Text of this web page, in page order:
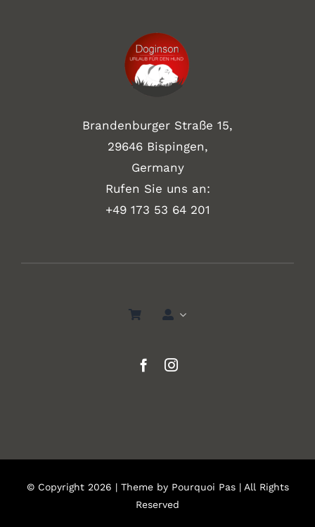
Brandenburger Straße 15,
29646 Bispingen,
Germany
Rufen Sie uns an:
+49 173 53 64 201
© Copyright 2026 | Theme by Pourquoi Pas| All Rights
Reserved